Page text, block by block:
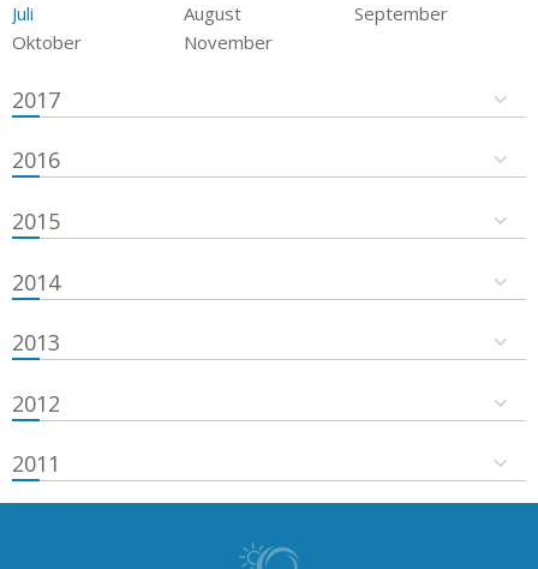
Juli
August
September
Oktober
November
2017
2016
2015
2014
2013
2012
2011